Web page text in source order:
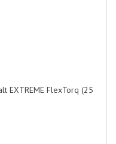
EXTREME FlexTorq (25